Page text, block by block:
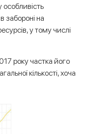
особливість
забороні на
у тому числі
року частка його
кількості, хоча